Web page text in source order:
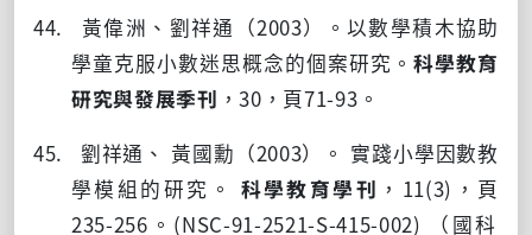
44. 黃偉洲、劉祥通（2003）。以數學積木協助
學童克服小數迷思概念的個案研究。科學教育
研究與發展季刊 ，30 ，頁71-93 。
45. 劉祥通、 黃國勳（2003）。 實踐小學因數教
學模組的研究。 科學教育學刊 ， 11(3) ，頁
235-256 。 (NSC-91-2521-S-415-002)
（國科